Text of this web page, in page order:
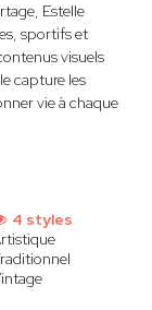
Estelle
sportifs et
visuels
capture les
vie à chaque
4 styles